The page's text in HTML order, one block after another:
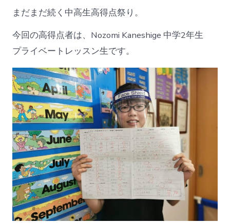
まだまだ続く中高生高得点祭り。
今回の高得点者は、Nozomi Kaneshige 中学2年生
プライベートレッスン生です。